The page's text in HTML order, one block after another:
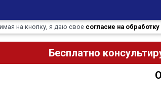
на кнопку, я даю свое согласие на
Бесплатно